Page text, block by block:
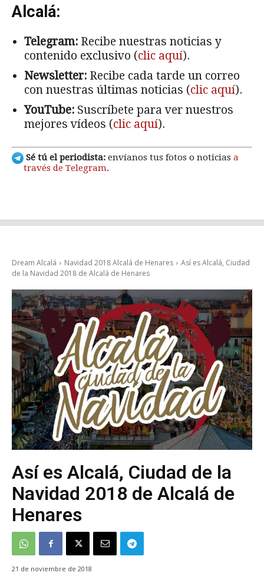
Alcalá:
Telegram: Recibe nuestras noticias y
contenido exclusivo (clic aquí).
Newsletter: Recibe cada tarde un correo
con nuestras últimas noticias (clic aquí).
YouTube: Suscríbete para ver nuestros
mejores vídeos (clic aquí).
Sé tú el periodista: envíanos tus fotos o noticias a
través de Telegram.